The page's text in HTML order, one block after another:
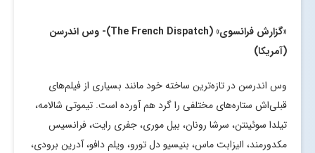
«گزارش فرانسوی» (The French Dispatch)- وس اندرسن
(آمریکا)
وس اندرسن در تازه‌ترین ساخته خود مانند بسیاری از فیلم‌های
قبلی‌اش ستاره‌های مختلفی را گرد هم آورده است. تیموتی شالامه،
تیلدا سوئینتن، سرشا رونان، بیل موری، جفری رایت، فرانسیس
مکدورمند، الیزابت ماس، بنیسیو دل تورو، ویلم دافو، آدرین برودی،